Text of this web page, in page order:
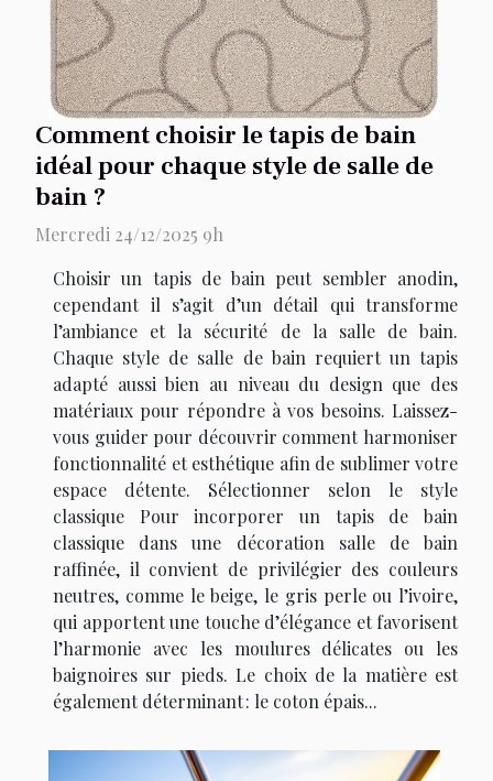
Comment choisir le tapis de bain
idéal pour chaque style de salle de
bain ?
Mercredi 24/12/2025 9h
Choisir un tapis de bain peut sembler anodin,
cependant il s’agit d’un détail qui transforme
l’ambiance et la sécurité de la salle de bain.
Chaque style de salle de bain requiert un tapis
adapté aussi bien au niveau du design que des
matériaux pour répondre à vos besoins. Laissez-
vous guider pour découvrir comment harmoniser
fonctionnalité et esthétique afin de sublimer votre
espace détente. Sélectionner selon le style
classique Pour incorporer un tapis de bain
classique dans une décoration salle de bain
raffinée, il convient de privilégier des couleurs
neutres, comme le beige, le gris perle ou l’ivoire,
qui apportent une touche d’élégance et favorisent
l’harmonie avec les moulures délicates ou les
baignoires sur pieds. Le choix de la matière est
également déterminant : le coton épais...